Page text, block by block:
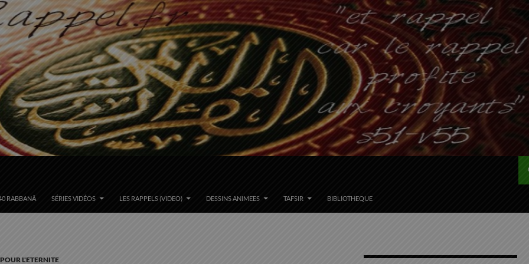
RABBANÂ SÉRIES VIDÉOS LES RAPPELS (VIDEO) DESSINS ANIMEES TAFSIR BIBLIOTHEQUE
L'ETERNITE